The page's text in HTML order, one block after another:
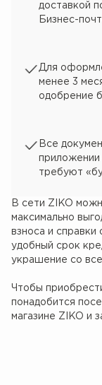
доставкой
Бизнес-
Для
менее 3
одобрение
Все
приложении
требуют
В сети ZIKO
максимально
взноса и
удобный срок
украшение со
Чтобы
понадобится
магазине ZIKO и